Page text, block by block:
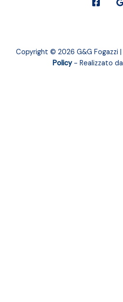
Copyright © 2026 G&G Fogazzi |
Policy- Realizzato da